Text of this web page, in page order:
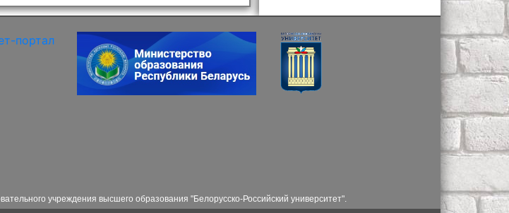
учреждения высшего образования "Белорусско-Российский университет".